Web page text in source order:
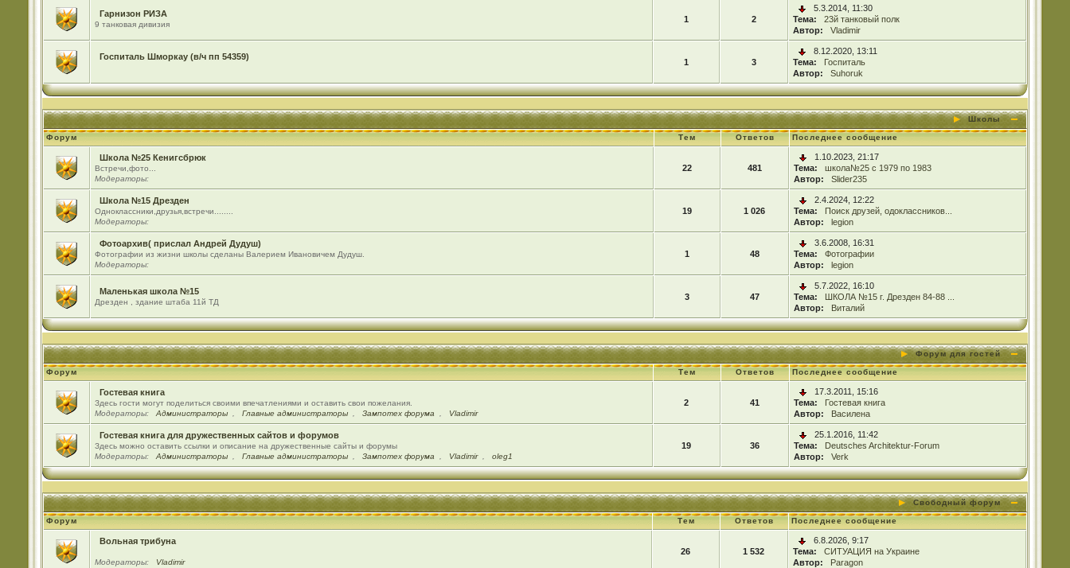
Гарнизон РИЗА
9 танковая дивизия
1 2
5.3.2014, 11:30
Тема:
23й танковый полк
Автор:
Vladimir
Госпиталь Шморкау (в/ч пп 54359)
1 3
8.12.2020, 13:11
Тема:
Госпиталь
Автор:
Suhoruk
Школы
Форум Тем Ответов Последнее сообщение
Школа №25 Кенигсбрюк
Встречи,фото...
Модераторы:
22 481
1.10.2023, 21:17
Тема:
школа№25 с 1979 по 1983
Автор:
Slider235
Школа №15 Дрезден
Одноклассники,друзья,встречи........
Модераторы:
19 1 026
2.4.2024, 12:22
Тема:
Поиск друзей, одоклассников...
Автор:
legion
Фотоархив( прислал Андрей Дудуш)
Фотографии из жизни школы сделаны Валерием Ивановичем Дудуш.
Модераторы:
1 48
3.6.2008, 16:31
Тема:
Фотографии
Автор:
legion
Маленькая школа №15
Дрезден , здание штаба 11й ТД
3 47
5.7.2022, 16:10
Тема:
ШКОЛА №15 г. Дрезден 84-88 ...
Автор:
Виталий
Форум для гостей
Форум Тем Ответов Последнее сообщение
Гостевая книга
Здесь гости могут поделиться своими впечатлениями и оставить свои пожелания.
Модераторы:
Администраторы Главные администраторы Зампотех форума Vladimir
2 41
17.3.2011, 15:16
Тема:
Гостевая книга
Автор:
Василена
Гостевая книга для дружественных сайтов и форумов
Здесь можно оставить ссылки и описание на дружественные сайты и форумы
Модераторы:
Администраторы Главные администраторы Зампотех форума Vladimir oleg1
19 36
25.1.2016, 11:42
Тема:
Deutsches Architektur-Forum
Автор:
Verk
Свободный форум
Форум Тем Ответов Последнее сообщение
Вольная трибуна
Модераторы: Vladimir
26 1 532
6.8.2026, 9:17
Тема:
СИТУАЦИЯ на Украине
Автор:
Paragon